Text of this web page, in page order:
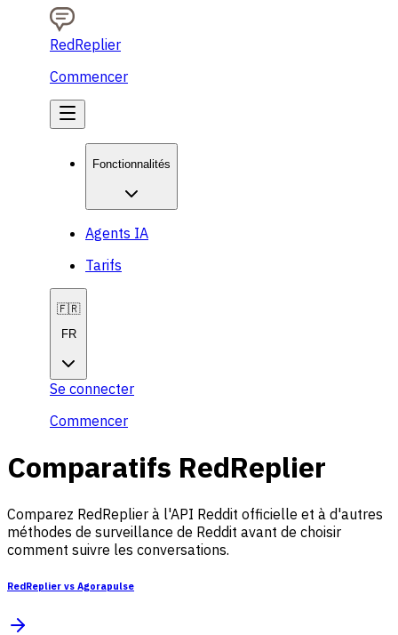
RedReplier
Commencer
Fonctionnalités
Agents IA
Tarifs
🇫🇷
FR
Se connecter
Commencer
Comparatifs RedReplier
Comparez RedReplier à l'API Reddit officielle et à d'autres
méthodes de surveillance de Reddit avant de choisir
comment suivre les conversations.
RedReplier vs Agorapulse